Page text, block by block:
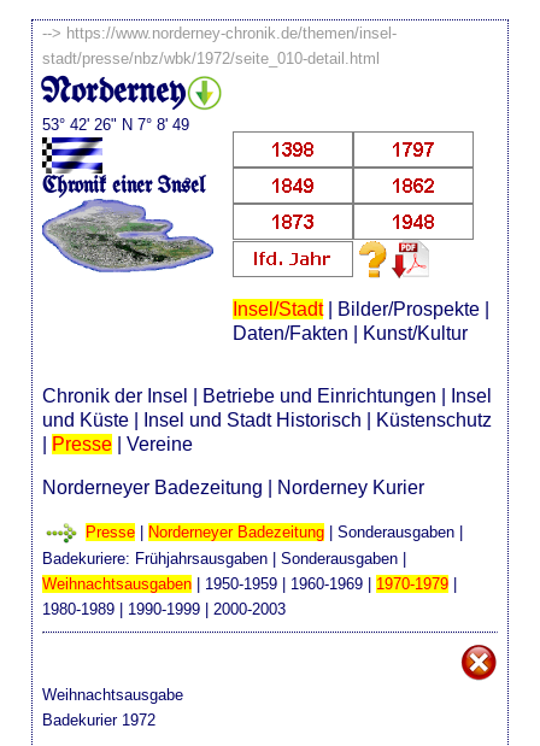
--> https://www.norderney-chronik.de/themen/insel-
stadt/presse/nbz/wbk/1972/seite_010-detail.html
Norderney
53° 42' 26" N 7° 8' 49
Chronik einer Insel
Insel/Stadt| Bilder/Prospekte|
Daten/Fakten
Kunst/Kultur
Chronik der Insel Betriebe und Einrichtungen
Insel
und Küste
Insel und Stadt Historisch
Küstenschutz
Presse |Vereine
Norderneyer Badezeitung Norderney Kurier
Presse Norderneyer Badezeitung |Sonderausgaben
Badekuriere: Frühjahrsausgaben |Sonderausgaben |
Weihnachtsausgaben | 1950-1959 | 1960-1969 | 1970-1979 |
1980-1989 | 1990-1999 | 2000-2003
Weihnachtsausgabe
Badekurier 1972